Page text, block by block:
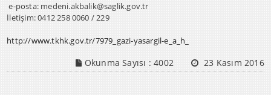
e-posta: medeni.akbalik@saglik.gov.tr
İletişim: 0412 258 0060 / 229
http://www.tkhk.gov.tr/7979_gazi-yasargil-e_a_h_
Okunma Sayısı :4002 23 Kasım 2016